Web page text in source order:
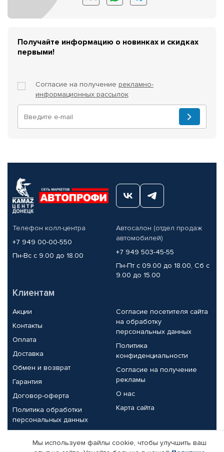
Получайте информацию о новинках и скидках
первыми!
Согласие на получение рекламно-
информационных рассылок
Телефон колл-центра
+7 949 00-00-550
Пн-Вс с 9.00 до 18.00
Автосалон (отдел продаж
автомобилей)
+7 949 503-45-55
Пн-Пт с 09.00 до 18.00, Сб с
9.00 до 15.00
Клиентам
Акции
Контакты
Оплата
Доставка
Обмен и возврат
Гарантия
Договор-оферта
Политика обработки
персональных данных
Согласие посетителя сайта
на обработку
персональных данных
Политика
конфиденциальности
Согласие на получение
рекламы
О нас
Карта сайта
Партнерам
Мы используем файлы cookie, чтобы улучшить ваш